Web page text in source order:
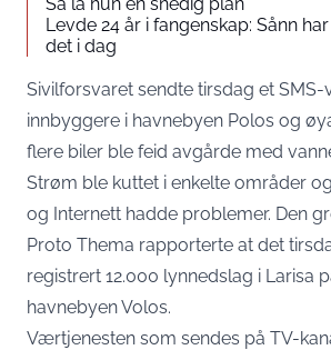
Levde 24 år i fangenskap: Sånn
det i dag
Sivilforsvaret sendte tirsdag et SMS-
innbyggere i havnebyen Polos og
flere biler ble feid avgårde med
Strøm ble kuttet i enkelte områder
og Internett hadde problemer. Den
Proto Thema rapporterte at det
registrert 12.000 lynnedslag i Larisa
havnebyen Volos.
Værtjenesten som sendes på TV-